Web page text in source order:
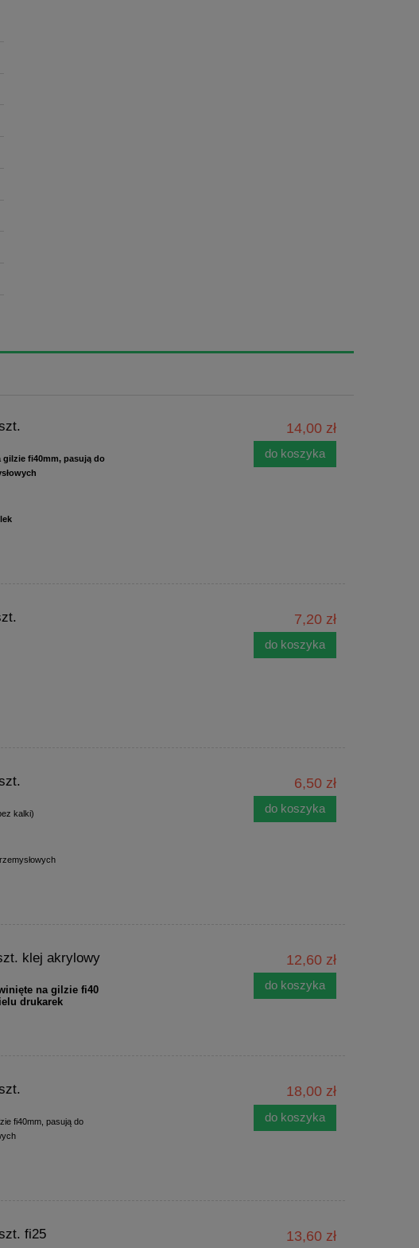
gilzie fi40mm, pasują do
14,00 zł
do koszyka
7,20 zł
do koszyka
kalki)
6,50 zł
do koszyka
klej akrylowy
na gilzie fi40
drukarek
12,60 zł
do koszyka
fi40mm, pasują do
18,00 zł
do koszyka
fi25 13,60 zł